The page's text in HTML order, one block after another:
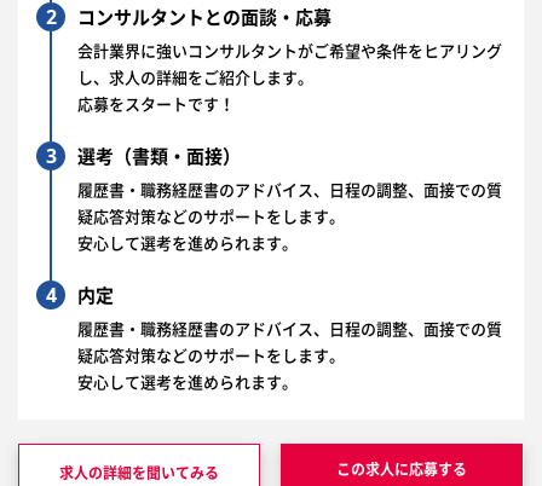
2 コンサルタントとの面談・応募
会計業界に強いコンサルタントがご希望や条件をヒアリング
し、求人の詳細をご紹介します。
応募をスタートです！
3 選考（書類・面接）
履歴書・職務経歴書のアドバイス、日程の調整、面接での質
疑応答対策などのサポートをします。
安心して選考を進められます。
4 内定
履歴書・職務経歴書のアドバイス、日程の調整、面接での質
疑応答対策などのサポートをします。
安心して選考を進められます。
求人の詳細を聞いてみる この求人に応募する